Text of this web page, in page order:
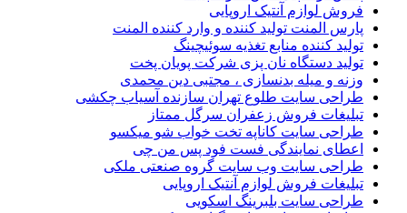
فروش لوازم آنتیک اروپایی
پارس المنت تولید کننده و وارد کننده المنت
تولید کننده منابع تغذیه سوئیچینگ
تولید دستگاه نان پزی شرکت پویان پخت
وزنه و میله بدنسازی ، مجتبی دین محمدی
طراحی سایت طلوع تهران سازنده آسیاب چکشی
تبلیغات فروش زعفران سرگل ممتاز
طراحی سایت کاناپه تخت خواب شو میکسو
اعطای نمایندگی فست فود پس من چی
طراحی سایت وب سایت گروه صنعتی ملکی
تبلیغات فروش لوازم آنتیک اروپایی
طراحی سایت بلبرینگ اسکویی